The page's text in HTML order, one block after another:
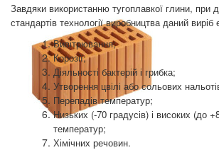
Завдяки використанню тугоплавкої глини, при
стандартів технології виробництва даний виріб
Вивітрювання;
Корозії;
Діяльності бактерій і грибка;
Утворення цвілі або сольових
Перепадів температур;
Низьких (-70 градусів) і високих (до
температур;
Хімічних речовин.